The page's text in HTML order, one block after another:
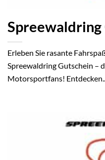
Spreewaldring
Erleben Sie rasante
Spreewaldring Gutschein –
Motorsportfans!